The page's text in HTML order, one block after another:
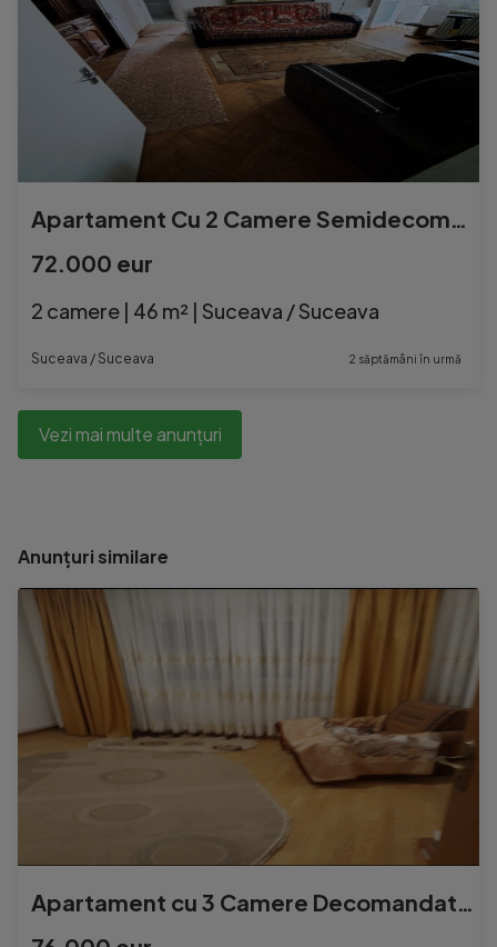
Apartament Cu 2 Camere Semidecomandate Etaj 1 -Zona Ultracentral
72.000 eur
2 camere | 46 m² | Suceava / Suceava
Suceava / Suceava 2 săptămâni în urmă
Vezi mai multe anunțuri
Anunțuri similare
Apartament cu 3 Camere Decomandate Zona Burdujeni